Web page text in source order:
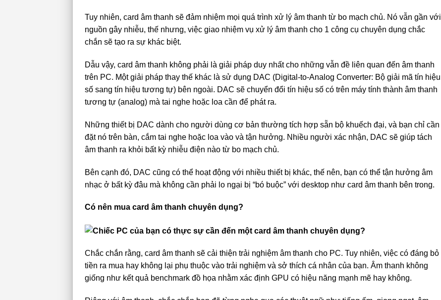
Tuy nhiên, card âm thanh sẽ đảm nhiệm mọi quá trình xử lý âm thanh từ bo mạch chủ. Nó vẫn gần với
nguồn gây nhiễu, thế nhưng, việc giao nhiệm vụ xử lý âm thanh cho 1 công cụ chuyên dụng chắc
chắn sẽ tạo ra sự khác biệt.
Dẫu vậy, card âm thanh không phải là giải pháp duy nhất cho những vẫn đề liên quan đến âm thanh
trên PC. Một giải pháp thay thế khác là sử dụng DAC (Digital-to-Analog Converter: Bộ giải mã tín hiệu
số sang tín hiệu tương tự) bên ngoài. DAC sẽ chuyển đổi tín hiệu số có trên máy tính thành âm thanh
tương tự (analog) mà tai nghe hoặc loa cần để phát ra.
Những thiết bị DAC dành cho người dùng cơ bản thường tích hợp sẵn bộ khuếch đại, và bạn chỉ cần
đặt nó trên bàn, cắm tai nghe hoặc loa vào và tận hưởng. Nhiều người xác nhận, DAC sẽ giúp tách
âm thanh ra khỏi bất kỳ nhiễu điện nào từ bo mạch chủ.
Bên cạnh đó, DAC cũng có thể hoạt động với nhiều thiết bị khác, thế nên, bạn có thể tận hưởng âm
nhạc ở bất kỳ đâu mà không cần phải lo ngại bị “bó buộc” với desktop như card âm thanh bên trong.
Có nên mua card âm thanh chuyên dụng?
Chắc chắn rằng, card âm thanh sẽ cải thiện trải nghiệm âm thanh cho PC. Tuy nhiên, việc có đáng bỏ
tiền ra mua hay không lại phụ thuộc vào trải nghiệm và sở thích cá nhân của bạn. Âm thanh không
giống như kết quả benchmark đồ họa nhằm xác định GPU có hiệu năng mạnh mẽ hay không.